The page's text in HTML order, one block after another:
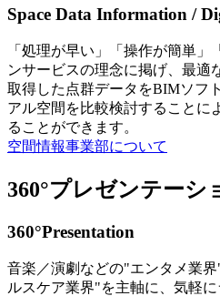
Space Data Information /
「処理が早い」「操作が簡単」
ンサービスの理念に掲げ、最適
取得した点群データをBIMソフ
アル空間を比較検討することに
ることができます。
空間情報事業部について
360°プレゼンテーシ
360°Presentation
音楽／演劇などの"エンタメ業
ルスケア業界"を主軸に、気軽